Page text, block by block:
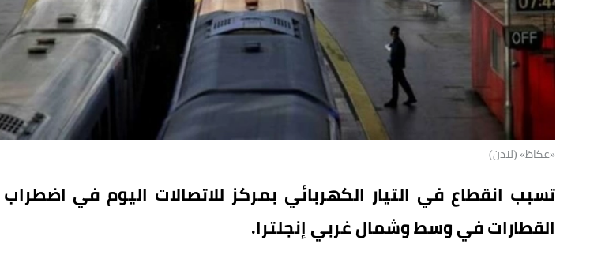
«عكاظ» (لندن)
تسبب انقطاع في التيار الكهربائي بمركز للاتصالات اليوم في
القطارات في وسط وشمال غربي إنجلترا.